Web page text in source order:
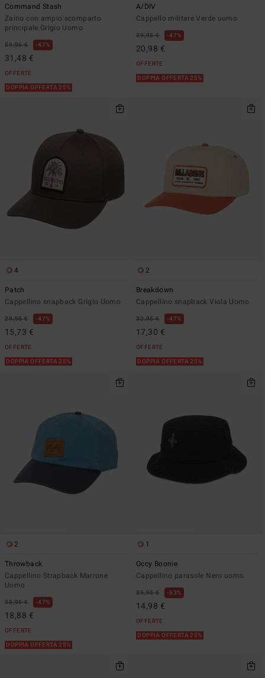
Command Stash
Zaino con ampio scomparto
principale Grigio Uomo
59,95 € 47%
31,48 €
OFFERTE
DOPPIA OFFERTA 25%
A/DIV
Cappello militare Verde uomo
39,95 € 47%
20,98 €
OFFERTE
DOPPIA OFFERTA 25%
4
Patch
Cappellino snapback Grigio Uomo
29,95 € 47%
15,73 €
OFFERTE
DOPPIA OFFERTA 25%
2
Breakdown
Cappellino snapback Viola Uomo
32,95 € 47%
17,30 €
OFFERTE
DOPPIA OFFERTA 25%
2
Throwback
Cappellino Strapback Marrone
Uomo
35,95 € 47%
18,88 €
OFFERTE
DOPPIA OFFERTA 25%
1
Occy Boonie
Cappellino parasole Nero uomo
39,95 € 63%
14,98 €
OFFERTE
DOPPIA OFFERTA 25%